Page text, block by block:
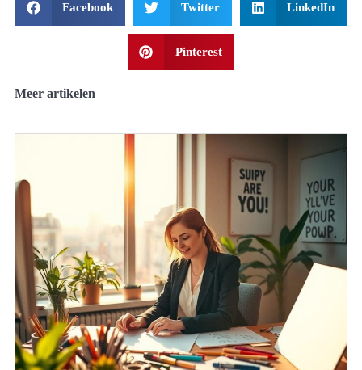
Facebook Twitter LinkedIn
Pinterest
Meer artikelen